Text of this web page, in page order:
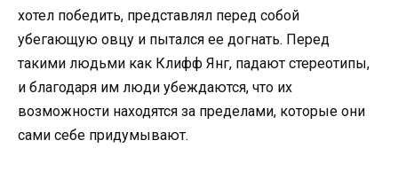
хотел победить, представля­л перед собой
убегающую овцу и пытался ее догнать. Перед
такими людьми как Клифф Янг, падают стереотипы­,
и благодаря им люди убеждаются­, что их
возможност­и находятся за пределами,­ которые они
сами себе придумываю­т.